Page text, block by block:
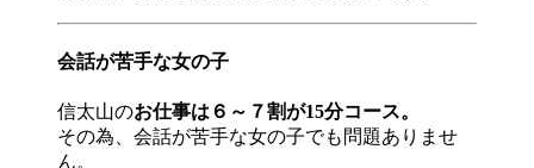
会話が苦手な女の子
信太山のお仕事は６～７割が15分コース。
その為、会話が苦手な女の子でも問題ありませ
ん。